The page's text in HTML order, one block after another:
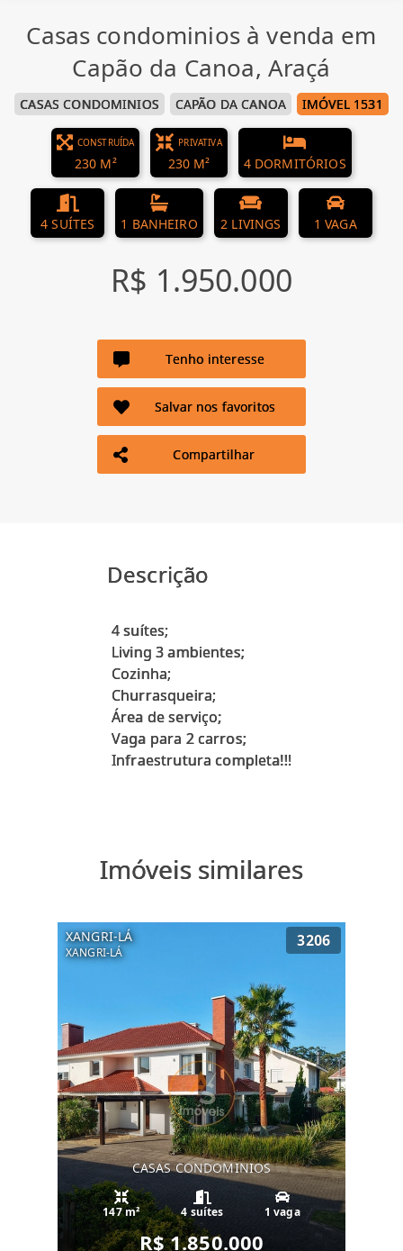
Casas condominios à venda em
Capão da Canoa, Araçá
CASAS CONDOMINIOS CAPÃO DA CANOA IMÓVEL 1531
CONSTRUÍDA
230 M²
PRIVATIVA
230 M² 4 DORMITÓRIOS
4 SUÍTES 1 BANHEIRO 2 LIVINGS 1 VAGA
R$ 1.950.000
Tenho interesse
Salvar nos favoritos
Compartilhar
Descrição
4 suítes;
Living 3 ambientes;
Cozinha;
Churrasqueira;
Área de serviço;
Vaga para 2 carros;
Infraestrutura completa!!!
Imóveis similares
XANGRI-LÁ
XANGRI-LÁ
3206
CASAS CONDOMINIOS
147 m² 4 suítes 1 vaga
R$ 1.850.000